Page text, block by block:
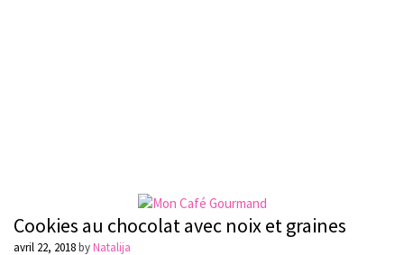
Cookies au chocolat avec noix et graines
avril 22, 2018byNatalija